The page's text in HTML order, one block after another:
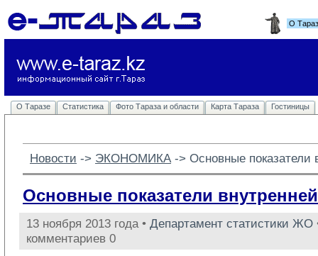
О
О Таразе Статистика Фото Тараза и области Карта Тараза Гостиницы
Новости -> ЭКОНОМИКА -> Основные показатели
Основные показатели
13 ноября 2013 года • Департамент статистики ЖО
комментариев 0